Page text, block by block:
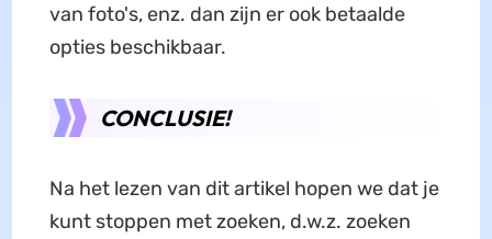
van foto's, enz. dan zijn er ook betaalde
opties beschikbaar.
CONCLUSIE!
Na het lezen van dit artikel hopen we dat je
kunt stoppen met zoeken, d.w.z. zoeken